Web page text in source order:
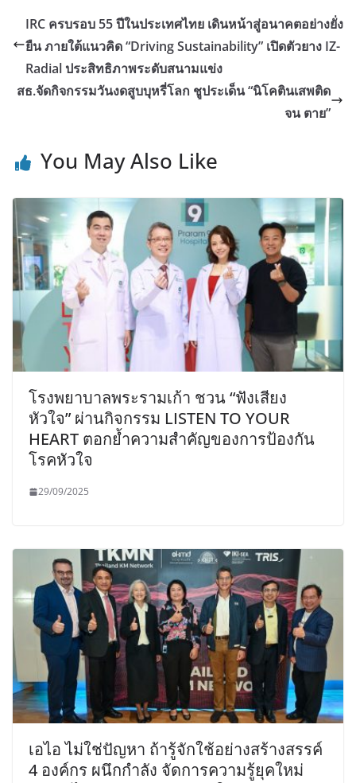
IRC ครบรอบ 55 ปีในประเทศไทย เดินหน้าสู่อนาคตอย่างยั่ง
ยืน ภายใต้แนวคิด “Driving Sustainability” เปิดตัวยาง IZ-
Radial ประสิทธิภาพระดับสนามแข่ง
สธ.จัดกิจกรรมวันงดสูบบุหรี่โลก ชูประเด็น “นิโคตินเสพติด
จน ตาย”
You May Also Like
โรงพยาบาลพระรามเก้า ชวน “ฟังเสียง
หัวใจ” ผ่านกิจกรรม LISTEN TO YOUR
HEART ตอกย้ำความสำคัญของการป้องกัน
โรคหัวใจ
29/09/2025
เอไอ ไม่ใช่ปัญหา ถ้ารู้จักใช้อย่างสร้างสรรค์
4 องค์กร ผนึกกำลัง จัดการความรู้ยุคใหม่